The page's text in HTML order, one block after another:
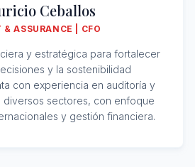
Ceballos
& ASSURANCE | CFO
y estratégica para fortalecer
y la sostenibilidad
con experiencia en auditoría y
diversos sectores, con enfoque
y gestión financiera.